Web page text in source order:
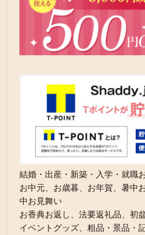
結婚・出産・新築・入学・就職
お中元、お歳暮、お年賀、暑中
中お見舞い
お香典お返し、法要返礼品、初
イベントグッズ、粗品・景品・